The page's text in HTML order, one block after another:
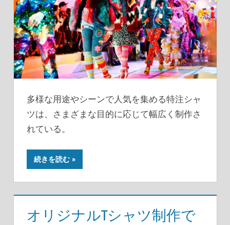
多様な用途やシーンで人気を集める特注シャ
ツは、さまざまな目的に応じて幅広く制作さ
れている。
続きを読む
オリジナルTシャツ制作で